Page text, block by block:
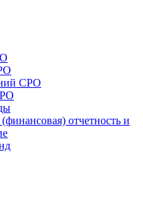
СРО
(финансовая) отчетность и